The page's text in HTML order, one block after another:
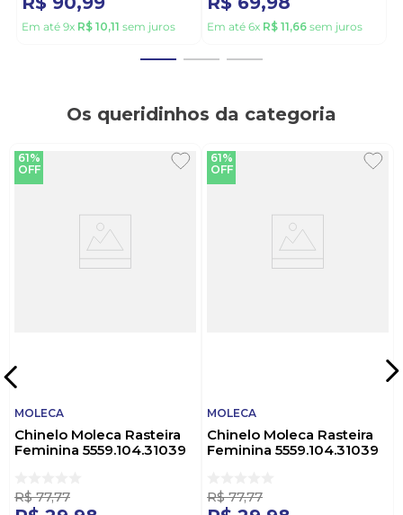
Em até 9x R$ 10,11 sem juros Em até 6x R$ 11,66 sem juros
Os queridinhos da categoria
61%
OFF
MOLECA
Chinelo Moleca Rasteira
Feminina 5559.104.31039
R$ 77,77
61%
OFF
MOLECA
Chinelo Moleca Rasteira
Feminina 5559.104.31039
R$ 77,77